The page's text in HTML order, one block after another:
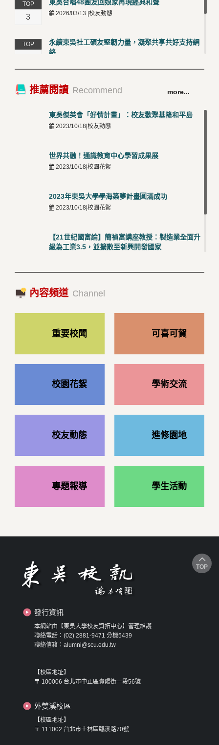
TOP
3
東吳合唱48團友回娘家再現經典和聲
2026/03/13 |校友動態
TOP
永續東吳社工碩友堅韌力量，凝聚共享共好支持網
絡
TOP
卓越永續校園 東吳大學連奪 ISO 14001、45001 及
50001三大國際驗證殊榮
推薦閱讀 Recommend more...
東吳傑英會「好情計畫」：校友歡聚基隆和平島
2023/10/18|校友動態
世界共融！通識教育中心學習成果展
2023/10/18|校園花絮
2023年東吳大學學海築夢計畫圓滿成功
2023/10/18|校園花絮
【21世紀國富論】簡禎富講座教授：製造業全面升
級為工業3.5，並擴散至新興開發國家
2023/10/18|推薦閱讀
內容頻道 Channel
重要校聞 可喜可賀
校園花絮 學術交流
校友動態 進修園地
專題報導 學生活動
發行資訊
本網站由【東吳大學校友資拓中心】管理維護
聯絡電話：(02) 2881-9471 分機5439
聯絡信箱：alumni@scu.edu.tw
【校區地址】
〒 100006 台北市中正區貴陽街一段56號
外雙溪校區
【校區地址】
〒 111002 台北市士林區臨溪路70號
TOP